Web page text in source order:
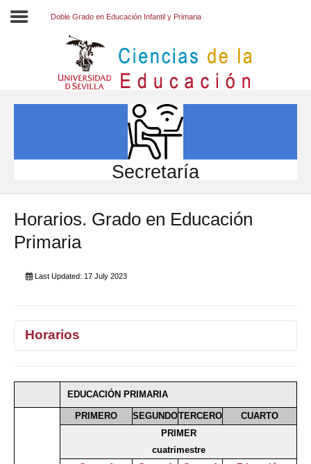
INVESTIGACIÓN
INTERNACIONAL
Directorio FCCE
Doble Grado en Educación Infantil y Primaria
Secretaría
Horarios. Grado en Educación
Primaria
Last Updated: 17 July 2023
Horarios
Selecciona curso
EDUCACIÓN PRIMARIA
PRIMERO SEGUNDOTERCERO
CUARTO
PRIMER
cuatrimestre